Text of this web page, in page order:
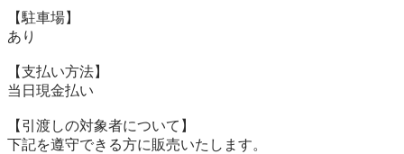
【駐⾞場】
あり
【⽀払い⽅法】
当日現金払い
【引渡しの対象者について】
下記を遵守できる⽅に販売いたします。